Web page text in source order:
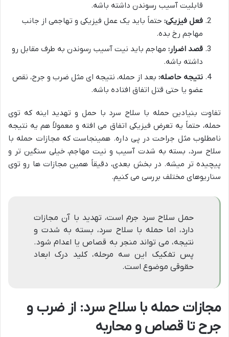
قابلیت آسیب رسوندن داشته باشه.
فعل فیزیکی: حتماً باید یک عمل فیزیکی و تهاجمی از جانب
مهاجم رخ بده.
قصد اضرار: مهاجم باید نیت آسیب رسوندن به طرف مقابل رو
داشته باشه.
نتیجه حاصله: بعد از حمله، نتیجه ای مثل ضرب و جرح، نقص
عضو یا حتی قتل اتفاق افتاده باشه.
تفاوت بنیادین حمله با سلاح سرد با حمل و تهدید اینه که توی
حمله، حتماً یه تعرض فیزیکی اتفاق می افته و معمولاً هم یه نتیجه
نامطلوب مثل جراحت در پی داره. همینجاست که مجازات حمله با
سلاح سرد، بسته به شدت آسیب و نیت مهاجم، خیلی سنگین تر و
پیچیده تر میشه. در بخش بعدی، دقیقاً همین مجازات ها رو توی
سناریوهای مختلف بررسی می کنیم.
حمل سلاح سرد جرم است، تهدید با آن مجازات
دارد، اما حمله با سلاح سرد، بسته به شدت و
نتیجه، می تواند منجر به قصاص یا اعدام شود.
پس تفکیک این سه مرحله، کلید درک ابعاد
حقوقی موضوع است.
مجازات حمله با سلاح سرد: از ضرب و
جرح تا قصاص و محاربه